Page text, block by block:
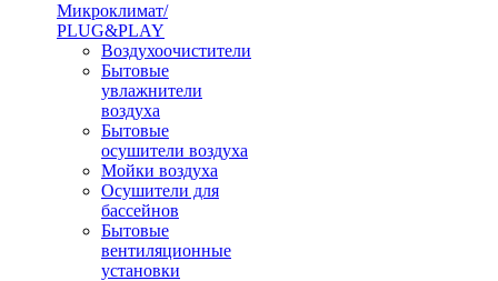
Микроклимат/
PLUG&PLAY
Воздухоочистители
Бытовые
увлажнители
воздуха
Бытовые
осушители воздуха
Мойки воздуха
Осушители для
бассейнов
Бытовые
вентиляционные
установки